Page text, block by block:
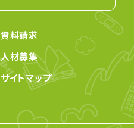
資料請求
人材募集
サイトマップ